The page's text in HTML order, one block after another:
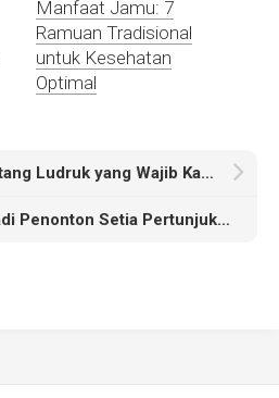
Manfaat Jamu: 7
Ramuan Tradisional
untuk Kesehatan
Optimal
10 Fakta Menarik tentang Ludruk yang Wajib Kamu Ketahui
Cara Mudah Menjadi Penonton Setia Pertunjukan Randai